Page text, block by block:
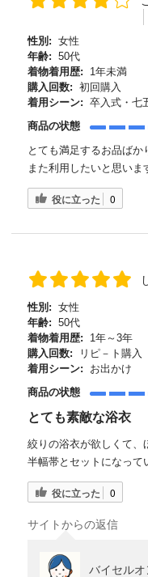
性別: 女性
年齢: 50代
着物着用歴:
1年未満
購入回数: 初回購入
着用シーン: 卒入式・七
商品の状態
とても満足するお品ばか
また利用したいと思いま
役に立った 0
性別: 女性
年齢: 50代
着物着用歴:
1年～3年
購入回数:
リピ－ト購入
着用シーン:
お出かけ
商品の状態
とても素敵な浴衣
絞りの浴衣が欲しくて、
半幅帯とセットになっ
役に立った 0
サイトからの返信
バイセル